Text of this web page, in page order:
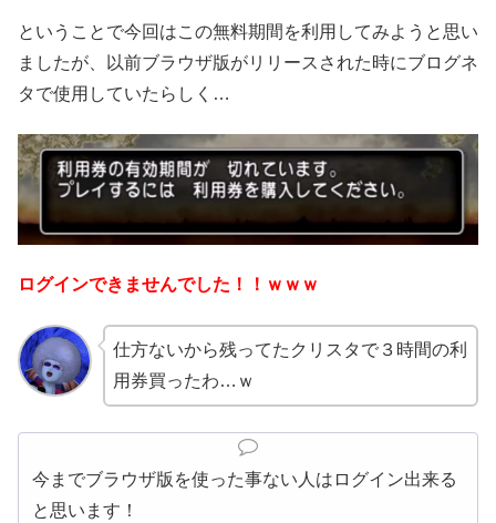
ということで今回はこの無料期間を利用してみようと思い
ましたが、以前ブラウザ版がリリースされた時にブログネ
タで使用していたらしく…
ログインできませんでした！！ｗｗｗ
仕方ないから残ってたクリスタで３時間の利
用券買ったわ…ｗ
今までブラウザ版を使った事ない人はログイン出来る
と思います！